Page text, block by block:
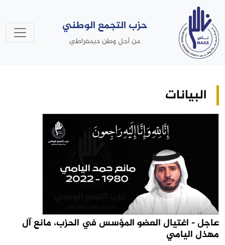
حزب التجمع الوطني
من أجل وطن ديمقراطي
البيانات
عاجل - اغتيال العضو المؤسس في الحزب، مانع آل
مهذل اليامي